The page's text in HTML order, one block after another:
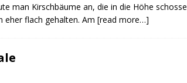
man Kirschbäume an, die in die Höhe
eher flach gehalten. Am [read more…]